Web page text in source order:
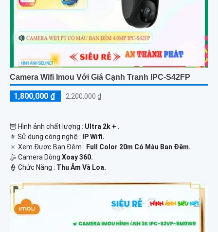
Camera Wifi Imou Với Giá Cạnh Tranh IPC-S42FP
1,800,000 ₫ 2,200,000 ₫
🦉 Hình ảnh chất lượng : Ultra 2k + .
⚜️ Sử dụng công nghệ :
IP Wifi.
🔅 Xem Được Ban Đêm : Full Color 20m Có Màu Ban Ðêm.
🤹 Camera Dòng Xoay 360.
️👮 Chức Năng : Thu Âm Và Loa.